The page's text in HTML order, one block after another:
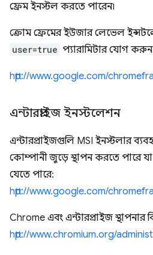
ফ্রেম ইনস্টল করতে পারেন৷
ক্রোম ফ্রেমের ইউজার লেভেল
user=true প্যারামিটার যোগ
http://www.google.com/
এন্টারপ্রাইজ ইনস্টলেশন
এন্টারপ্রাইজগুলি MSI ইনস্টলার
কোম্পানী জুড়ে স্থাপন করতে পারে
যেতে পারে:
http://www.google.com/
Chrome এবং এন্টারপ্রাইজ
http://www.chromium.org/